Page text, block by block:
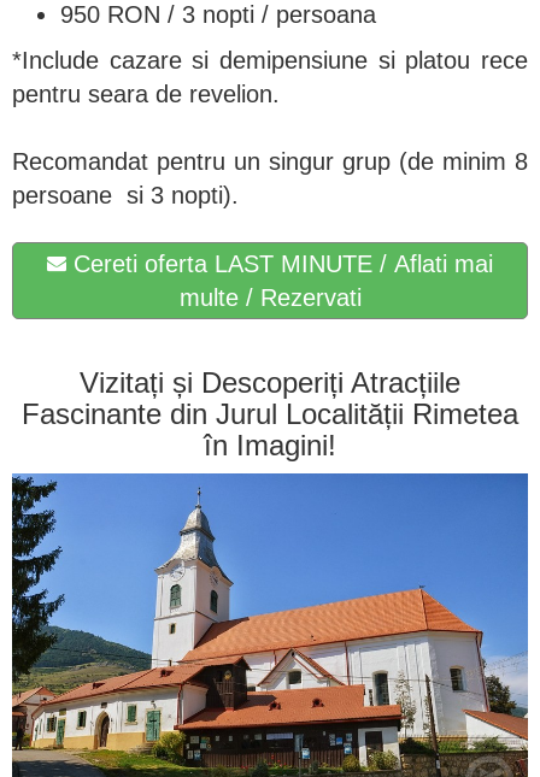
950 RON / 3 nopti / persoana
*Include cazare si demipensiune si platou rece
pentru seara de revelion.
Recomandat pentru un singur grup (de minim 8
persoane si 3 nopti).
Cereti oferta LAST MINUTE / Aflati mai
multe / Rezervati
Vizitați și Descoperiți Atracțiile
Fascinante din Jurul Localității Rimetea
în Imagini!